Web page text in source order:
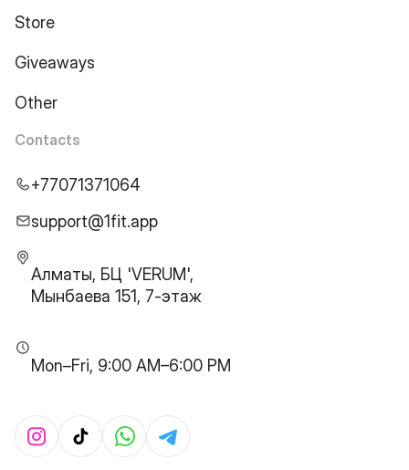
Store
Giveaways
Other
Contacts
+77071371064
support@1fit.app
Алматы, БЦ 'VERUM',
Мынбаева 151, 7-этаж
Mon–Fri, 9:00 AM–6:00 PM